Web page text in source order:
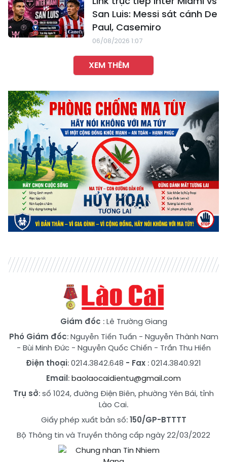
San Luis: Messi sát cánh De
Paul, Casemiro
06/08/2026 1:07
XEM THÊM
Giám đốc : Lê Trường Giang
Phó Giám đốc:Nguyễn Tiến Tuấn - Nguyễn Thành Nam
- Bùi Minh Đức- Nguyễn Quốc Chiến - Trần Thu Hiền
Điện thoại: 0214.3842.648 - Fax : 0214.3840.921
Email:baolaocaidientu@gmail.com
Trụ sở: số 1024, đường Điện Biên, phường Yên Bái, tỉnh
Lào Cai.
Giấy phép xuất bản số:150/GP-BTTTT
Bộ Thông tin và Truyền thông cấp ngày 22/03/2022